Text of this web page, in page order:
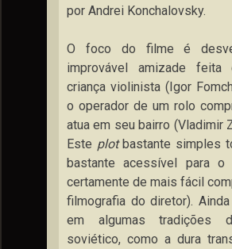
por Andrei Konchalovsky.
O foco do filme é
improvável amizade feita
criança violinista (Igor
o operador de um rolo
atua em seu bairro (Vladimir
Este plotbastante simples
bastante acessível para o
certamente de mais fácil
filmografia do diretor).
em algumas tradições
soviético, como a dura